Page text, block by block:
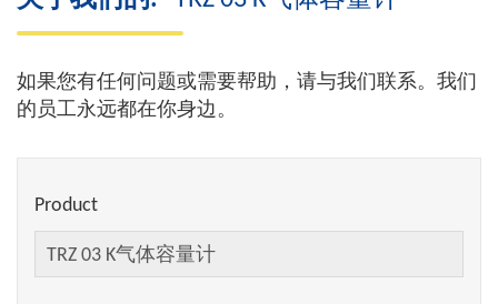
如果您有任何问题或需要帮助，请与我们联系。我们
的员工永远都在你身边。
Product